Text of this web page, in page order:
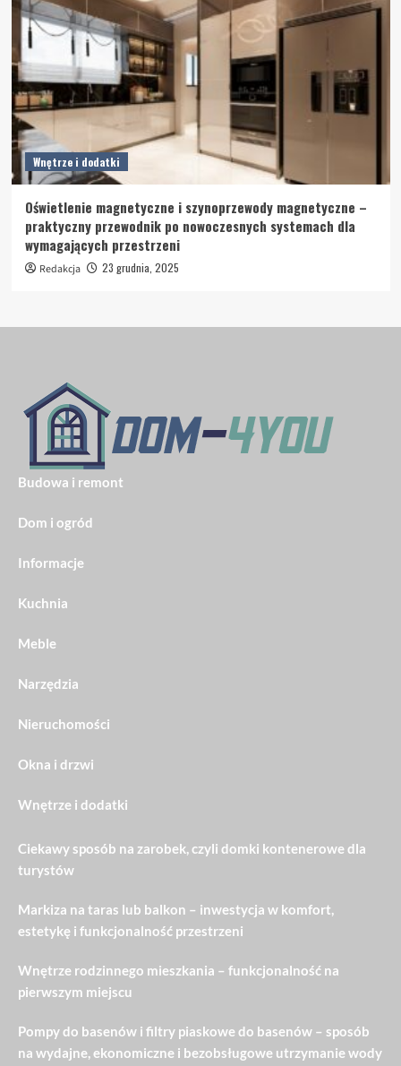
Wnętrze i dodatki
Oświetlenie magnetyczne i szynoprzewody magnetyczne –
praktyczny przewodnik po nowoczesnych systemach dla
wymagających przestrzeni
Redakcja 23 grudnia, 2025
Budowa i remont
Dom i ogród
Informacje
Kuchnia
Meble
Narzędzia
Nieruchomości
Okna i drzwi
Wnętrze i dodatki
Ciekawy sposób na zarobek, czyli domki kontenerowe dla
turystów
Markiza na taras lub balkon – inwestycja w komfort,
estetykę i funkcjonalność przestrzeni
Wnętrze rodzinnego mieszkania – funkcjonalność na
pierwszym miejscu
Pompy do basenów i filtry piaskowe do basenów – sposób
na wydajne, ekonomiczne i bezobsługowe utrzymanie wody